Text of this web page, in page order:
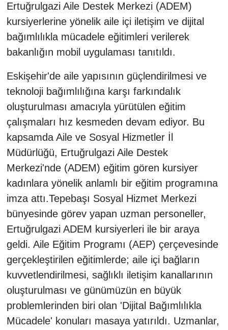
Ertuğrulgazi Aile Destek Merkezi (ADEM)
kursiyerlerine yönelik aile içi iletişim ve dijital
bağımlılıkla mücadele eğitimleri verilerek
bakanlığın mobil uygulaması tanıtıldı.
Eskişehir'de aile yapısının güçlendirilmesi ve
teknoloji bağımlılığına karşı farkındalık
oluşturulması amacıyla yürütülen eğitim
çalışmaları hız kesmeden devam ediyor. Bu
kapsamda Aile ve Sosyal Hizmetler İl
Müdürlüğü, Ertuğrulgazi Aile Destek
Merkezi'nde (ADEM) eğitim gören kursiyer
kadınlara yönelik anlamlı bir eğitim programına
imza attı.Tepebaşı Sosyal Hizmet Merkezi
bünyesinde görev yapan uzman personeller,
Ertuğrulgazi ADEM kursiyerleri ile bir araya
geldi. Aile Eğitim Programı (AEP) çerçevesinde
gerçekleştirilen eğitimlerde; aile içi bağların
kuvvetlendirilmesi, sağlıklı iletişim kanallarının
oluşturulması ve günümüzün en büyük
problemlerinden biri olan 'Dijital Bağımlılıkla
Mücadele' konuları masaya yatırıldı. Uzmanlar,